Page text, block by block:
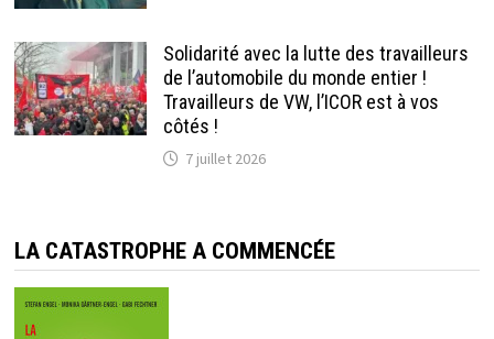
Solidarité avec la lutte des travailleurs
de l’automobile du monde entier !
Travailleurs de VW, l’ICOR est à vos
côtés !
7 juillet 2026
LA CATASTROPHE A COMMENCÉE